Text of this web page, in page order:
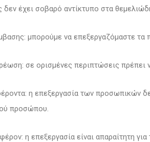
έχει σοβαρό αντίκτυπο στα
μπορούμε να επεξεργαζόμαστε
σε ορισμένες περιπτώσεις
η επεξεργασία των προσωπικών
προσώπου.
η επεξεργασία είναι απαραίτητη